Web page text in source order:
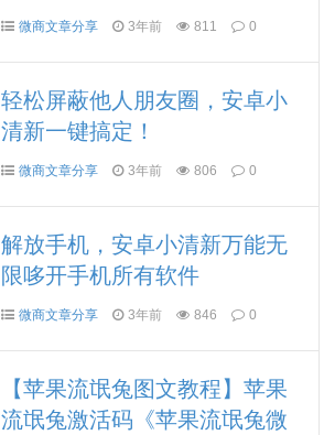
微商文章分享 3年前 811 0
轻松屏蔽他人朋友圈，安卓小
清新一键搞定！
微商文章分享 3年前 806 0
解放手机，安卓小清新万能无
限哆开手机所有软件
微商文章分享 3年前 846 0
【苹果流氓兔图文教程】苹果
流氓兔激活码《苹果流氓兔微